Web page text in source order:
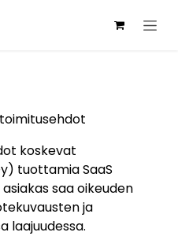
toimitusehdot
koskevat
tuottamia SaaS
saa oikeuden
ja
laajuudessa.